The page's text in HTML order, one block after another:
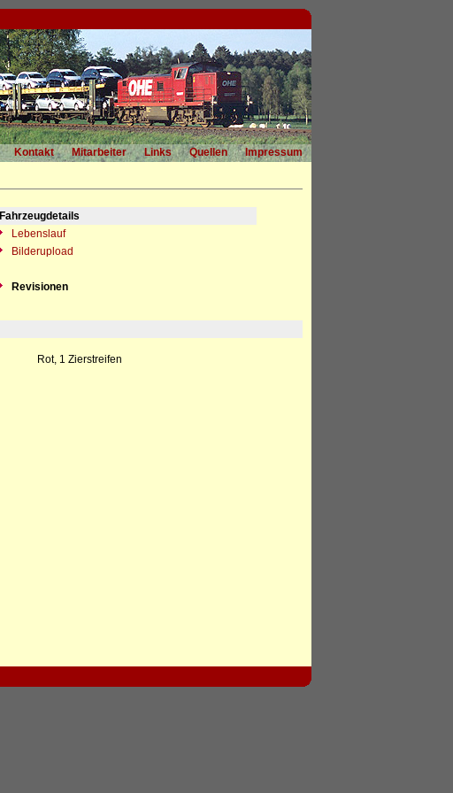
Kontakt Mitarbeiter Links Quellen
Impressum
Fahrzeugdetails
Lebenslauf
Bilderupload
Revisionen
Rot, 1 Zierstreifen